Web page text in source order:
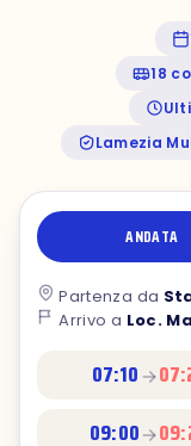
18
Lamezia
ANDATA
Partenza da
Arrivo a Loc.
07:10
09:00